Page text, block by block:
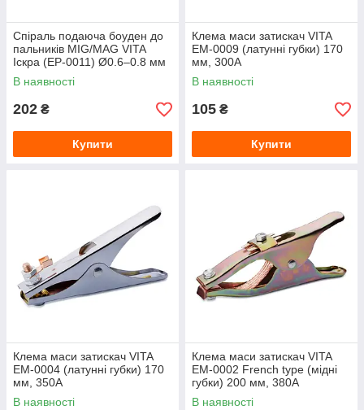
Спіраль подаюча боуден до
пальників MIG/MAG VITA
Іскра (EP-0011) Ø0.6–0.8 мм
× 3 м
В наявності
202 ₴
Купити
Клема маси затискач VITA
EM-0009 (латунні губки) 170
мм, 300А
В наявності
105 ₴
Купити
Клема маси затискач VITA
EM-0004 (латунні губки) 170
мм, 350А
В наявності
Клема маси затискач VITA
EM-0002 French type (мідні
губки) 200 мм, 380А
В наявності